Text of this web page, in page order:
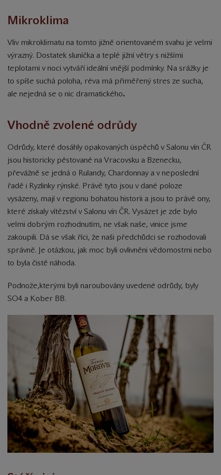
Mikroklima
Vliv mikroklimatu na tomto jižně orientovaném svahu je velmi
výrazný. Dostatek sluníčka a teplé jižní větry s nižšími
teplotami v noci vytváří ideální vnější podmínky. Na srážky je
to spíše suchá poloha, réva má přiměřený stres ze sucha,
ale nejedná se o nic dramatického.
Vhodně zvolené odrůdy
Odrůdy, které dosáhly opakovaných úspěchů v Salonu vín ČR
jsou historicky pěstované na Vracovsku a Bzenecku,
převážně se jedná o Rulandy, Chardonnay a v neposlední
řadě i Ryzlinky rýnské. Právě tyto jsou v dané poloze
vysázeny, mají v regionu bohatou historii a jsou to právě ony,
které získaly vítězství v Salonu vín ČR. Vysázet je zde bylo
velmi dobrým rozhodnutím, ne však naše, vinice jsme
zakoupili. Dá se však říci, že naši předchůdci se rozhodovali
správně. Je otázkou, jak moc byli ovlivněni vědomostmi nebo
to byla čistě náhoda.
Podnože,kterými byli naroubovány uvedené odrůdy, byly
SO4 a Kober BB.